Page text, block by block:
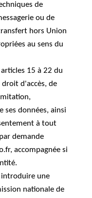
de
ou de
hors Union
au sens du
15 à 22 du
d'accès, de
données, ainsi
à tout
demande
accompagnée si
une
nationale de